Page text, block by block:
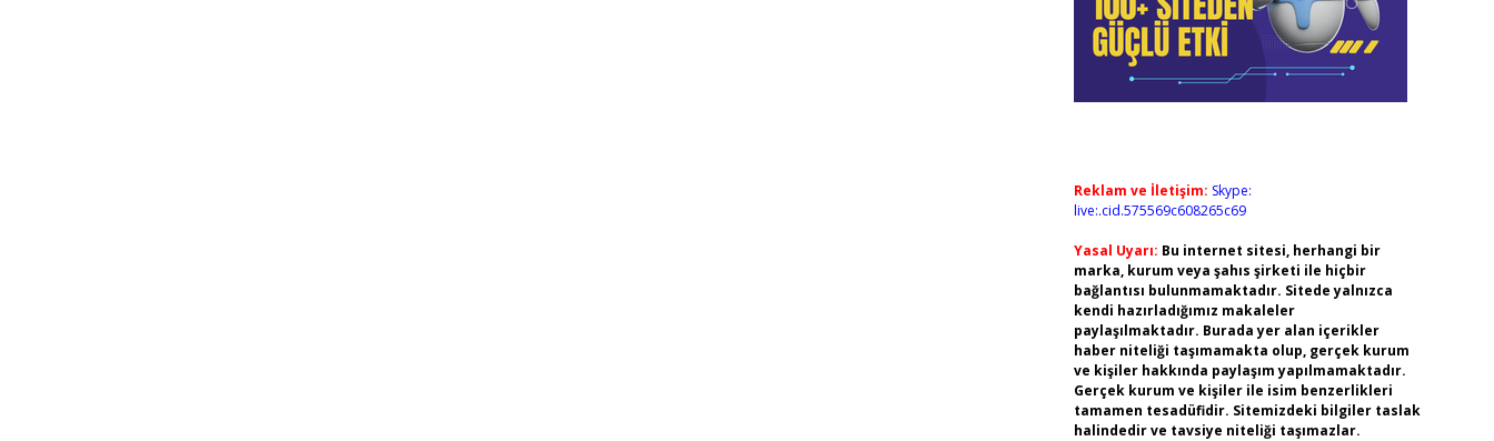
Reklam ve İletişim: Skype:
live:.cid.575569c608265c69
Yasal Uyarı: Bu internet sitesi, herhangi bir
marka, kurum veya şahıs şirketi ile hiçbir
bağlantısı bulunmamaktadır. Sitede yalnızca
kendi hazırladığımız makaleler
paylaşılmaktadır. Burada yer alan içerikler
haber niteliği taşımamakta olup, gerçek kurum
ve kişiler hakkında paylaşım yapılmamaktadır.
Gerçek kurum ve kişiler ile isim benzerlikleri
tamamen tesadüfidir. Sitemizdeki bilgiler taslak
halindedir ve tavsiye niteliği taşımazlar.